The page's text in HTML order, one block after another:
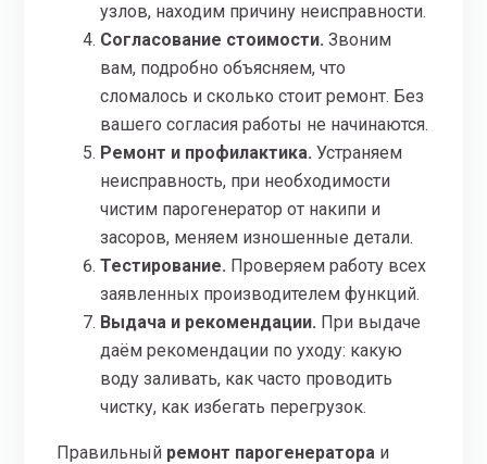
узлов, находим причину неисправности.
Согласование стоимости.Звоним
вам, подробно объясняем, что
сломалось и сколько стоит ремонт. Без
вашего согласия работы не начинаются.
Ремонт и профилактика.Устраняем
неисправность, при необходимости
чистим парогенератор от накипи и
засоров, меняем изношенные детали.
Тестирование. Проверяем работу всех
заявленных производителем функций.
Выдача и рекомендации. При выдаче
даём рекомендации по уходу: какую
воду заливать, как часто проводить
чистку, как избегать перегрузок.
Правильный ремонт парогенератора и